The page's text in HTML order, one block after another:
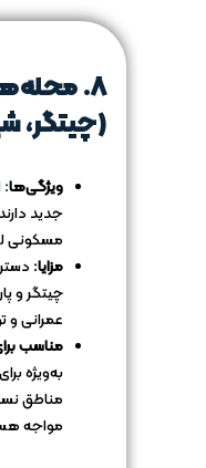
8.
(چیتگر،
ویژگی‌ها:
جدید
مسکونی
مزایا:
چیتگر و
عمرانی و
مناسب
به‌ویژه
مناطق
مواجه